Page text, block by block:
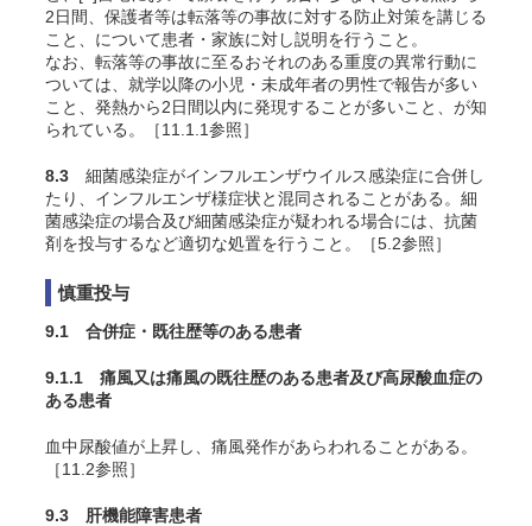
2日間、保護者等は転落等の事故に対する防止対策を講じる
こと、について患者・家族に対し説明を行うこと。
なお、転落等の事故に至るおそれのある重度の異常行動に
ついては、就学以降の小児・未成年者の男性で報告が多い
こと、発熱から2日間以内に発現することが多いこと、が知
られている。［11.1.1参照］
8.3 細菌感染症がインフルエンザウイルス感染症に合併し
たり、インフルエンザ様症状と混同されることがある。細
菌感染症の場合及び細菌感染症が疑われる場合には、抗菌
剤を投与するなど適切な処置を行うこと。［5.2参照］
慎重投与
9.1 合併症・既往歴等のある患者
9.1.1 痛風又は痛風の既往歴のある患者及び高尿酸血症の
ある患者
血中尿酸値が上昇し、痛風発作があらわれることがある。
［11.2参照］
9.3 肝機能障害患者